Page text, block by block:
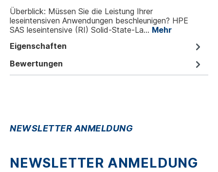
Überblick: Müssen Sie die Leistung Ihrer
leseintensiven Anwendungen beschleunigen? HPE
SAS leseintensive (RI) Solid-State-La… Mehr
Eigenschaften
Bewertungen
NEWSLETTER ANMELDUNG
NEWSLETTER ANMELDUNG